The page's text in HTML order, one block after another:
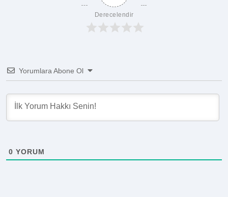
Derecelendir
Yorumlara Abone Ol
0 YORUM